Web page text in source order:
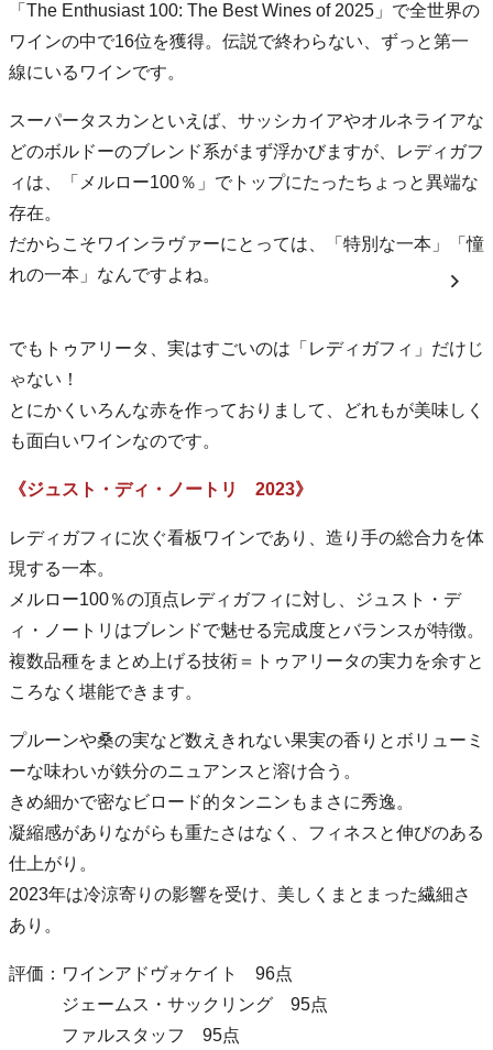
「The Enthusiast 100: The Best Wines of 2025」で全世界の
ワインの中で16位を獲得。伝説で終わらない、ずっと第一
線にいるワインです。
スーパータスカンといえば、サッシカイアやオルネライアな
どのボルドーのブレンド系がまず浮かびますが、レディガフ
ィは、「メルロー100％」でトップにたったちょっと異端な
存在。
だからこそワインラヴァーにとっては、「特別な一本」「憧
れの一本」なんですよね。
でもトゥアリータ、実はすごいのは「レディガフィ」だけじ
ゃない！
とにかくいろんな赤を作っておりまして、どれもが美味しく
も面白いワインなのです。
《ジュスト・ディ・ノートリ 2023》
レディガフィに次ぐ看板ワインであり、造り手の総合力を体
現する一本。
メルロー100％の頂点レディガフィに対し、ジュスト・デ
ィ・ノートリはブレンドで魅せる完成度とバランスが特徴。
複数品種をまとめ上げる技術＝トゥアリータの実力を余すと
ころなく堪能できます。
プルーンや桑の実など数えきれない果実の香りとボリューミ
ーな味わいが鉄分のニュアンスと溶け合う。
きめ細かで密なビロード的タンニンもまさに秀逸。
凝縮感がありながらも重たさはなく、フィネスと伸びのある
仕上がり。
2023年は冷涼寄りの影響を受け、美しくまとまった繊細さ
あり。
評価：ワインアドヴォケイト 96点
ジェームス・サックリング 95点
ファルスタッフ 95点